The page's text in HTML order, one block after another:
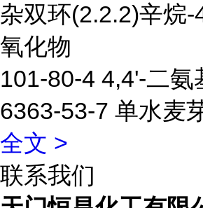
杂双环(2.2.2)辛烷-
氧化物
101-80-4 4,4'-二氨
6363-53-7 单水麦
全文 >
联系我们